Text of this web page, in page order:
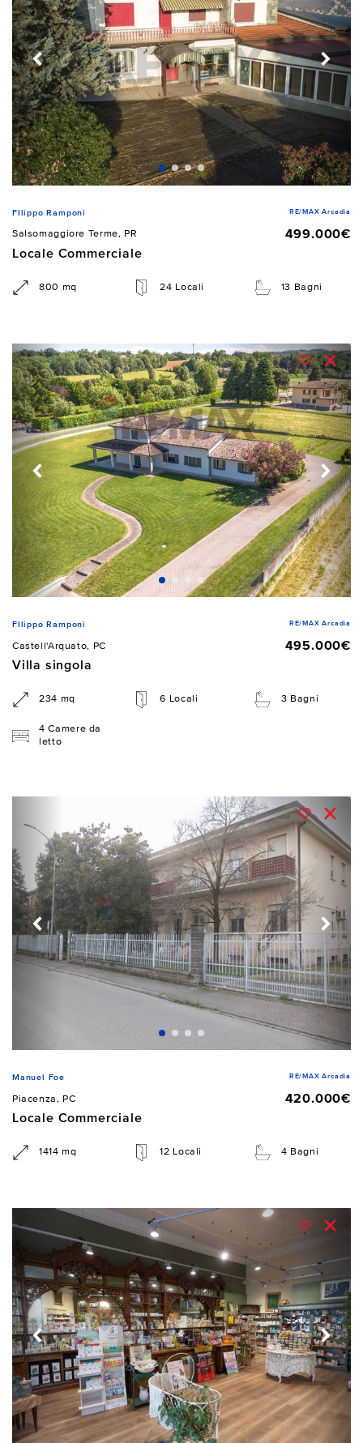
FIlippo Ramponi RE/MAX Arcadia
Salsomaggiore Terme, PR
499.000€
Locale Commerciale
800 mq 24 Locali 13 Bagni
FIlippo Ramponi RE/MAX Arcadia
Castell'Arquato, PC
495.000€
Villa singola
234 mq 6 Locali 3 Bagni
4 Camere da
letto
Manuel Foe RE/MAX Arcadia
Piacenza, PC
420.000€
Locale Commerciale
1414 mq 12 Locali 4 Bagni